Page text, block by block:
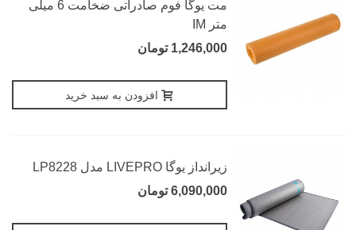
مت یوگا فوم صادراتی ضخامت 6 میلی
متر IM
1,246,000 تومان
افزودن به سبد خرید
زیرانداز یوگا LIVEPRO مدل LP8228
6,090,000 تومان